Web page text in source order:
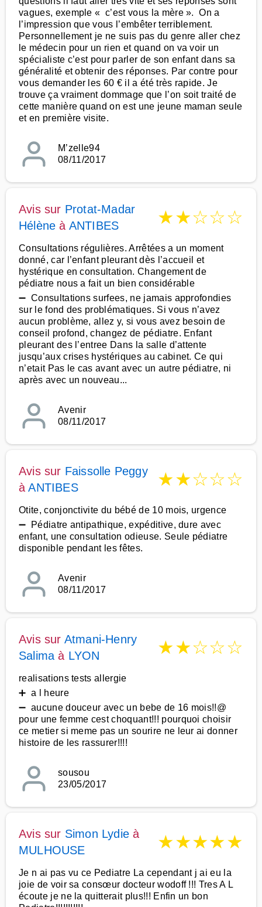
vagues, exemple « c’est vous la mère ». On a
l’impression que vous l’embêter terriblement.
Personnellement je ne suis pas du genre aller chez
le médecin pour un rien et quand on va voir un
spécialiste c’est pour parler de son enfant dans sa
généralité et obtenir des réponses. Par contre pour
vous demander les 60 € il a été très rapide. Je
trouve ça vraiment dommage que l’on soit traité de
cette manière quand on est une jeune maman seule
et en première visite.
M’zelle94
08/11/2017
Avis sur Protat-Madar
Hélène à ANTIBES ★★☆☆☆
Consultations régulières. Arrêtées a un moment
donné, car l’enfant pleurant dès l’accueil et
hystérique en consultation. Changement de
pédiatre nous a fait un bien considérable
➖ Consultations surfees, ne jamais approfondies
sur le fond des problématiques. Si vous n’avez
aucun problème, allez y, si vous avez besoin de
conseil profond, changez de pédiatre. Enfant
pleurant des l’entree Dans la salle d’attente
jusqu’aux crises hystériques au cabinet. Ce qui
n’etait Pas le cas avant avec un autre pédiatre, ni
après avec un nouveau...
Avenir
08/11/2017
Avis sur Faissolle Peggy
àANTIBES ★★☆☆☆
Otite, conjonctivite du bébé de 10 mois, urgence
➖ Pédiatre antipathique, expéditive, dure avec
enfant, une consultation odieuse. Seule pédiatre
disponible pendant les fêtes.
Avenir
08/11/2017
Avis sur Atmani-Henry
Salima à LYON ★★☆☆☆
realisations tests allergie
➕ a l heure
➖ aucune douceur avec un bebe de 16 mois!!@
pour une femme cest choquant!!! pourquoi choisir
ce metier si meme pas un sourire ne leur ai donner
histoire de les rassurer!!!!
sousou
23/05/2017
Avis sur Simon Lydie à
MULHOUSE
★★★★★
Je n ai pas vu ce Pediatre La cependant j ai eu la
joie de voir sa consœur docteur wodoff !!! Tres A L
écoute je ne la quitterait plus!!! Enfin un bon